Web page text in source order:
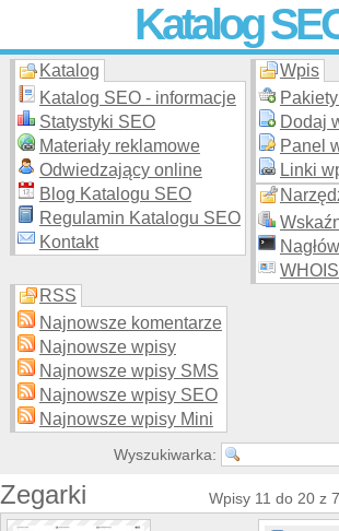
Katalog
Skuteczna i promocja stron WWW
moderowanego katalogu za
Katalog
Katalog SEO - informacje
Statystyki SEO
Materiały reklamowe
Odwiedzający online
Blog Katalogu SEO
Regulamin Katalogu SEO
Kontakt
Wpis
Dodaj
Panel
Linki
WHOIS
RSS
Najnowsze komentarze
Najnowsze wpisy
Najnowsze wpisy SMS
Najnowsze wpisy SEO
Najnowsze wpisy Mini
Wyszukiwarka:
Zegarki Wpisy 11 do 20 z